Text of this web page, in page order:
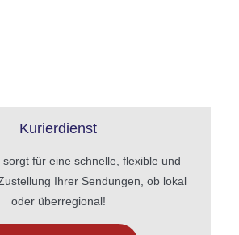
Kurierdienst
sorgt für eine schnelle, flexible und
Ihrer Sendungen, ob lokal
oder überregional!